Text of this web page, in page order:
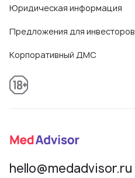
Юридическая информация
Предложения для инвесторов
Корпоративный ДМС
hello@medadvisor.ru